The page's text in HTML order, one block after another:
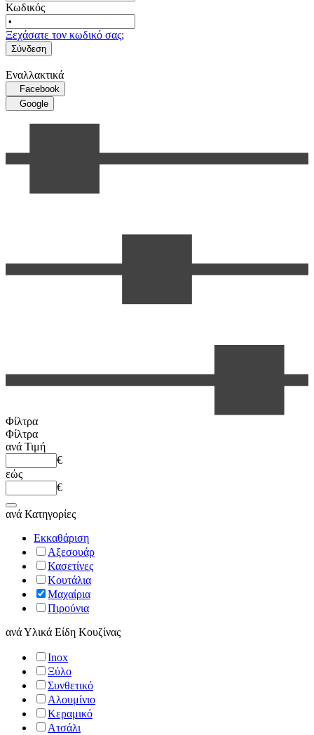
Κωδικός
Ξεχάσατε τον κωδικό σας;
Σύνδεση
Εναλλακτικά
Facebook
Google
Φίλτρα
Φίλτρα
ανά Τιμή
€
εώς
€
ανά Κατηγορίες
Εκκαθάριση
Αξεσουάρ
Κασετίνες
Κουτάλια
Μαχαίρια
Πιρούνια
ανάΥλικά Είδη Κουζίνας
Inox
Ξύλο
Συνθετικό
Αλουμίνιο
Κεραμικό
Ατσάλι